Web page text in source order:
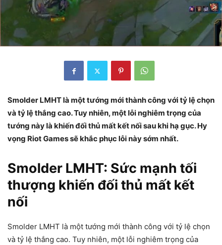
Smolder LMHT là một tướng mới thành công với tỷ lệ chọn
và tỷ lệ thắng cao. Tuy nhiên, một lỗi nghiêm trọng của
tướng này là khiến đối thủ mất kết nối sau khi hạ gục. Hy
vọng Riot Games sẽ khắc phục lỗi này sớm nhất.
Smolder LMHT: Sức mạnh tối
thượng khiến đối thủ mất kết
nối
Smolder LMHT là một tướng mới thành công với tỷ lệ chọn
và tỷ lệ thắng cao. Tuy nhiên, một lỗi nghiêm trọng của